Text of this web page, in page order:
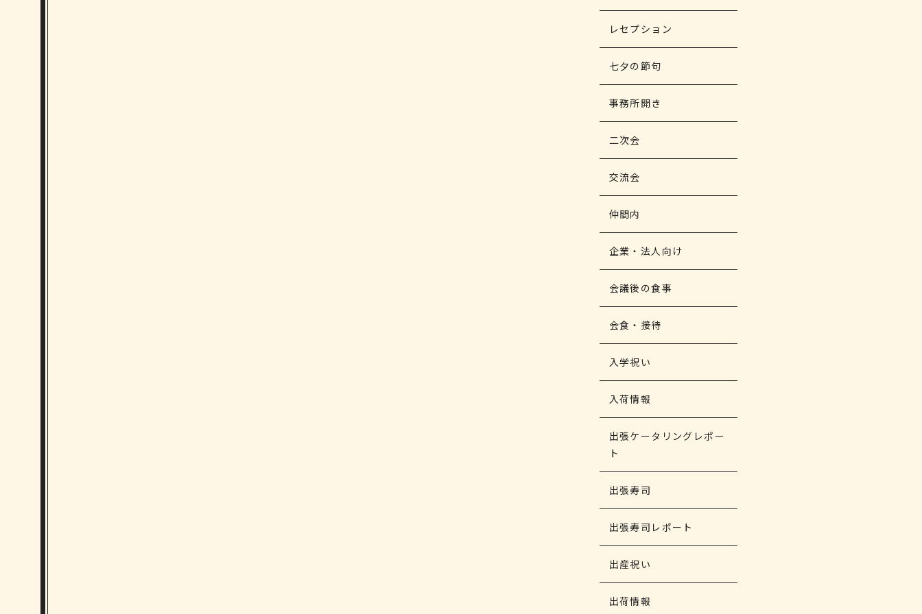
レセプション
七夕の節句
事務所開き
二次会
交流会
仲間内
企業・法人向け
会議後の食事
会食・接待
入学祝い
入荷情報
出張ケータリングレポー
ト
出張寿司
出張寿司レポート
出産祝い
出荷情報